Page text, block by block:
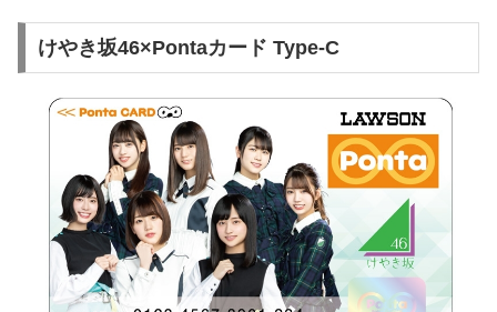
けやき坂46×Pontaカード Type-C